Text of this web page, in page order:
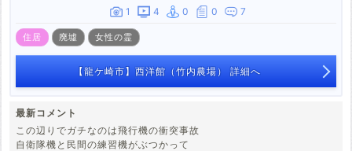
1
4 0 0 7
住居 廃墟 女性の霊
【龍ケ崎市】西洋館（竹内農場） 詳細へ
最新コメント
この辺りでガチなのは飛行機の衝突事故
自衛隊機と民間の練習機がぶつかって